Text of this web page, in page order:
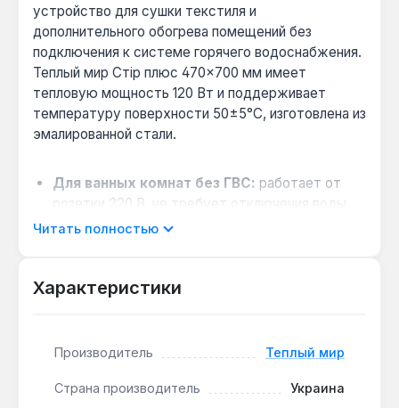
устройство для сушки текстиля и
дополнительного обогрева помещений без
подключения к системе горячего водоснабжения.
Теплый мир Стір плюс 470×700 мм имеет
тепловую мощность 120 Вт и поддерживает
температуру поверхности 50±5°C, изготовлена из
эмалированной стали.
Для ванных комнат без ГВС: работает от
розетки 220 В, не требует отключения воды
или вызова сантехника — подходит для
Экономия электроэнергии:
устройство круглосуточно без значительного
Снижение влажности:постоянный нагрев
Читать полностью
Характеристики
Производитель Теплый мир
Страна производитель Украина